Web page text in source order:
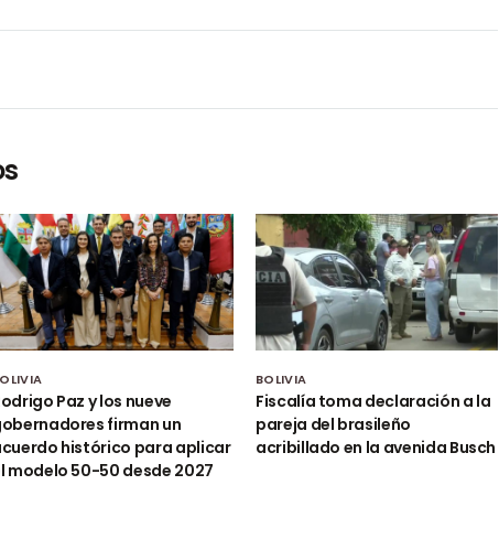
Paz y los nueve
firman un
histórico para aplicar
modelo 50-50 desde 2027
BOLIVIA
Fiscalía toma declaración a la
pareja del brasileño
acribillado en la avenida Busch